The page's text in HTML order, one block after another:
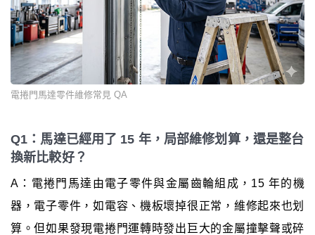
電捲門馬達零件維修常見 QA
Q1：馬達已經用了 15 年，局部維修划算，還是整台
換新比較好？
A：電捲門馬達由電子零件與金屬齒輪組成，15 年的機
器，電子零件，如電容、機板壞掉很正常，維修起來也划
算。但如果發現電捲門運轉時發出巨大的金屬撞擊聲或碎